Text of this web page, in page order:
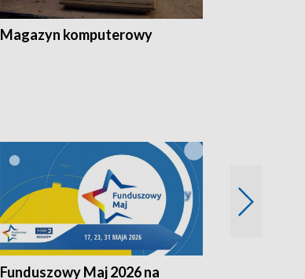
Magazyn komputerowy
Funduszowy Maj 2026 na